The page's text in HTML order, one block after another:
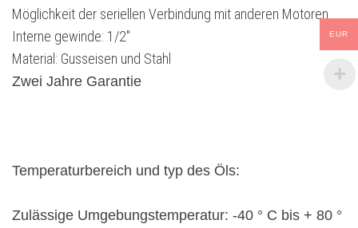
Möglichkeit der seriellen Verbindung mit anderen Motoren.
Interne gewinde: 1/2″
Material: Gusseisen und Stahl
Zwei Jahre Garantie
Temperaturbereich und typ des Öls:
Zulässige Umgebungstemperatur: -40 ° C bis + 80 °
EUR